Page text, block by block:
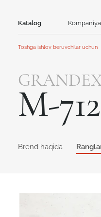
Katalog
Tosh
Akril tosh
GRANDEX
NEOMARM
Toshga ishlov beruvchilar uchun
Hamkorlik
Aksiyalar va yangiliklar
Qo'llanma
Kataloglar va taqdimotlar
M-
Brend haqida